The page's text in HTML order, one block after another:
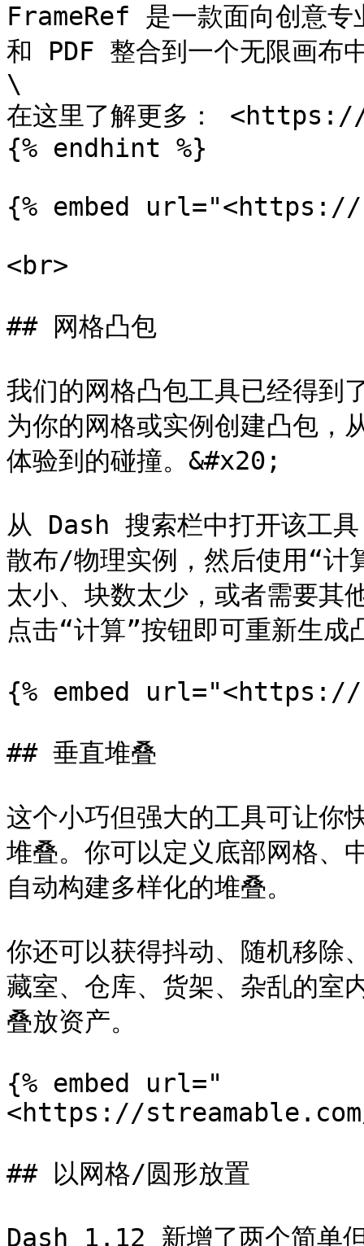
FrameRef 是一款面向创意专
和 PDF 整合到一个无限画布
\
在这里了解更多：
{% endhint %}
{% embed url="<https://
<br>
## 网格凸包
我们的网格凸包工具已经得到
为你的网格或实例创建凸包，
体验到的碰撞。&#x20;
从 Dash 搜索栏中打开该工
散布/物理实例，然后使用“计
太小、块数太少，或者需要其
点击“计算”按钮即可重新生成
{% embed url="<https://
## 垂直堆叠
这个小巧但强大的工具可让
堆叠。你可以定义底部网格、
自动构建多样化的堆叠。
你还可以获得抖动、随机移除
藏室、仓库、货架、杂乱的室
叠放资产。
{% embed url="
<https://
## 以网格/圆形放置
Dash 1.12 新增了两个简单